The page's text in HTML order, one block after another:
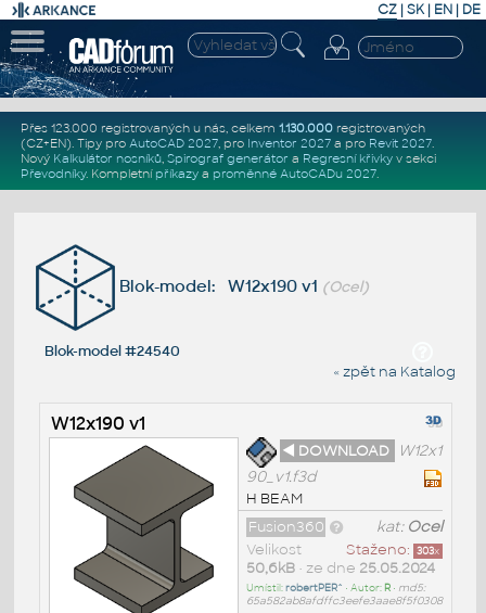
CZ | SK| EN | DE
Přes 123.000 registrovaných u nás, celkem 1.130.000registrovaných
(CZ+EN). Tipy pro AutoCAD 2027, pro Inventor 2027a pro Revit 2027.
Nový Kalkulátor nosníků, Spirograf generátor a Regresní křivkyv sekci
Převodníky. Kompletní příkazya proměnné AutoCADu 2027.
Blok-model: W12x190 v1 (Ocel)
Blok-model #24540
« zpět na Katalog
W12x190 v1
◄ DOWNLOAD
W12x1
90_v1.f3d
H BEAM
kat: Ocel
Fusion360
Staženo: 303x
Velikost
50,6kB• ze dne 25.05.2024
Umístil:robertPER^ • Autor: R• md5:
65a582ab8afdffc3eefe3aae8f5f0308